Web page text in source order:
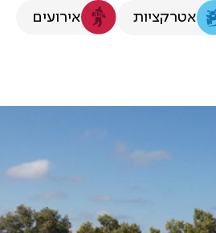
אטרקציות אירועים